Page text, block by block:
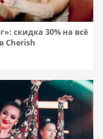
скидка 30% на всё
Cherish